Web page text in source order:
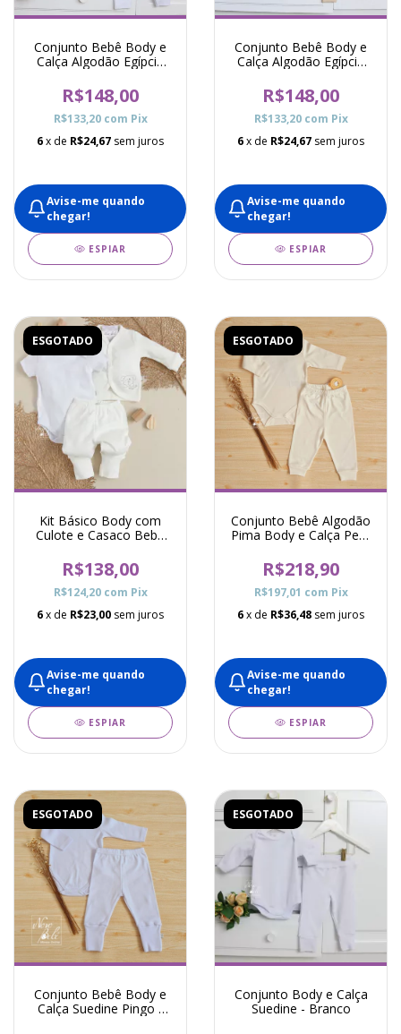
Conjunto Bebê Body e
Calça Algodão Egípcio
R$148,00
R$133,20 com Pix
6x de R$24,67 sem juros
Avise-me quando
chegar!
ESPIAR
Conjunto Bebê Body e
Calça Algodão Egípcio
R$148,00
R$133,20 com Pix
6x de R$24,67 sem juros
Avise-me quando
chegar!
ESPIAR
ESGOTADO
Kit Básico Body com
Culote e Casaco Bebê
R$138,00
R$124,20 com Pix
6x de R$23,00 sem juros
Avise-me quando
chegar!
ESPIAR
ESGOTADO
Conjunto Bebê Algodão
Pima Body e Calça Peru
R$218,90
R$197,01 com Pix
6x de R$36,48 sem juros
Avise-me quando
chegar!
ESPIAR
ESGOTADO
Conjunto Bebê Body e
Calça Suedine Pingo -
ESGOTADO
Conjunto Body e Calça
Suedine - Branco